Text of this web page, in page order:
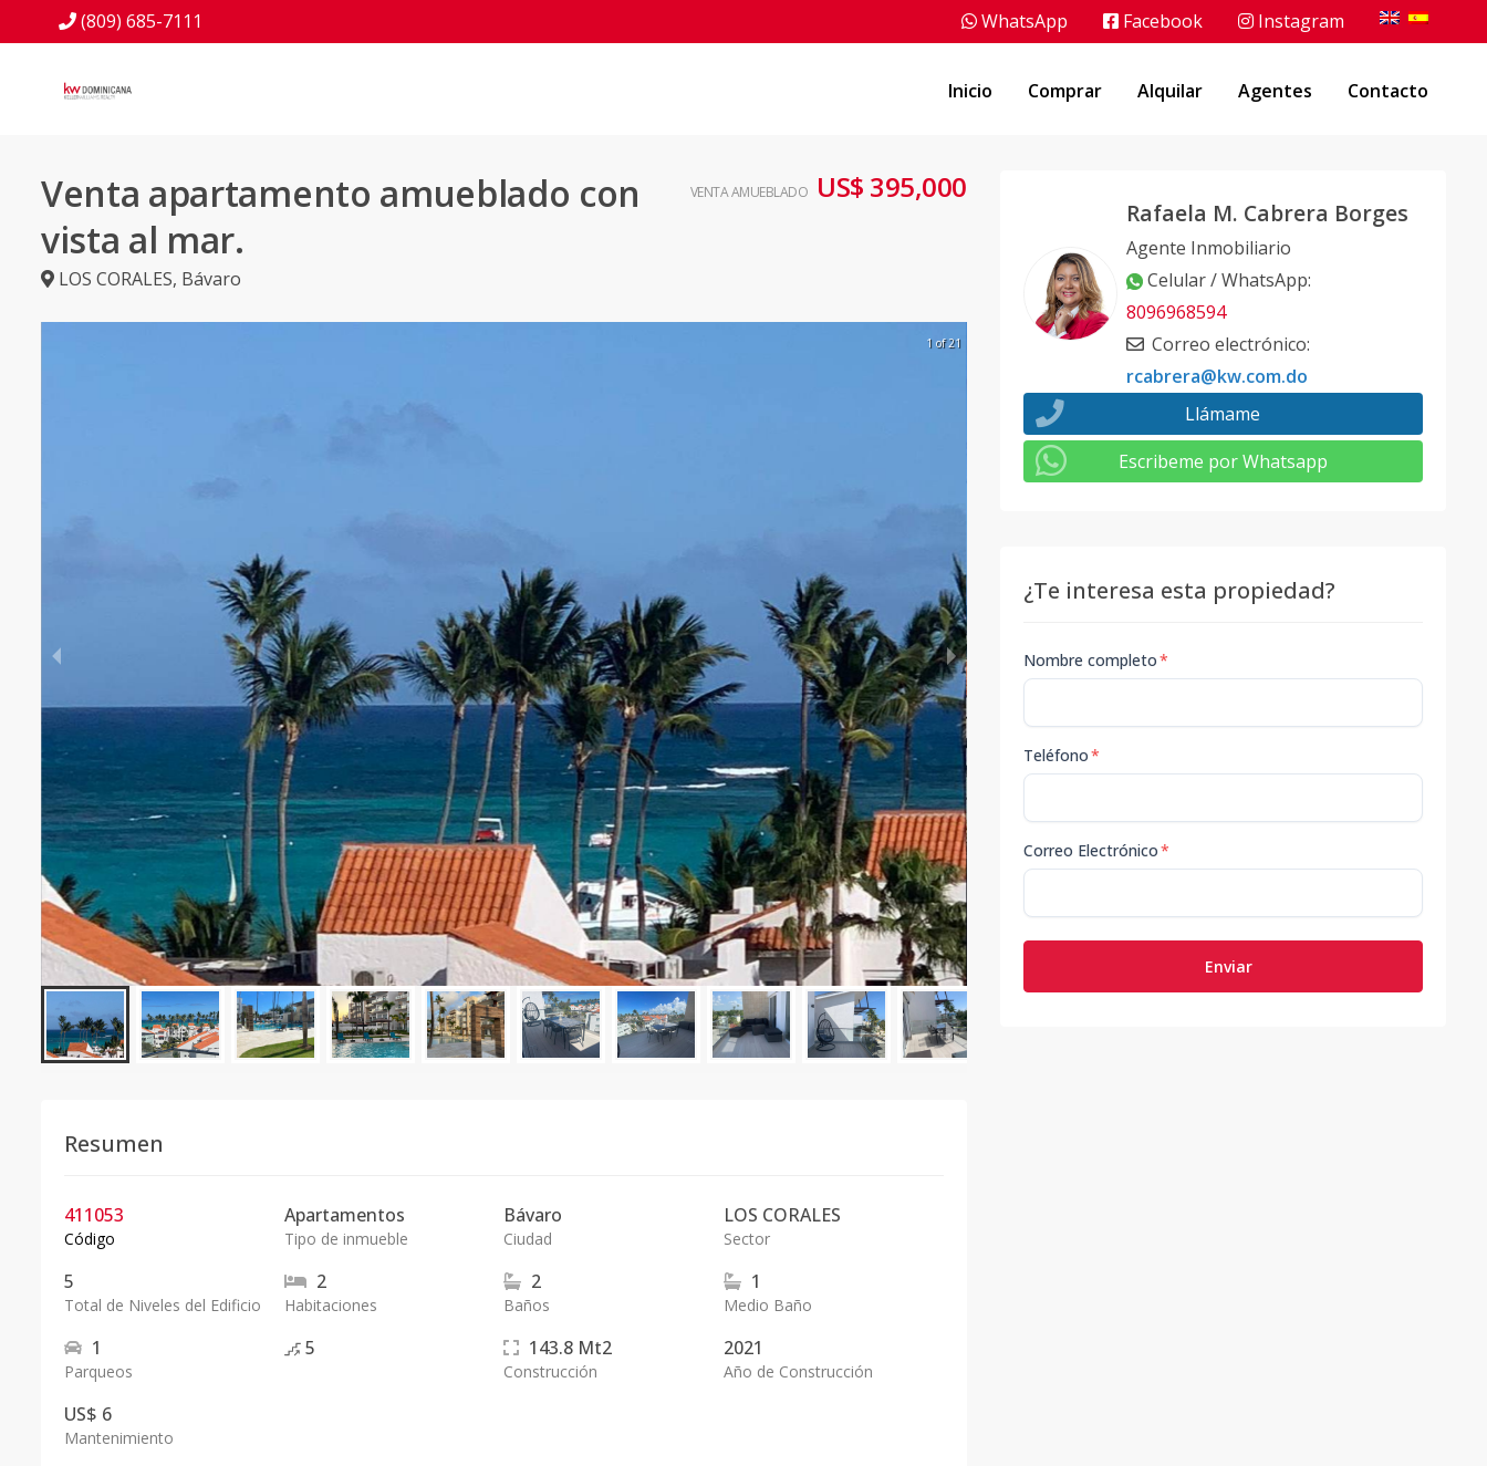
(809) 685-7111 WhatsApp Facebook Instagram
Inicio Comprar Alquilar Agentes Contacto
Venta apartamento amueblado con
vista al mar.
LOS CORALES, Bávaro
VENTA AMUEBLADO US$ 395,000
1 of 21
Resumen
411053
Código
Apartamentos
Tipo de inmueble
Bávaro
Ciudad
LOS CORALES
Sector
5
Total de Niveles del Edificio
2
Habitaciones
2
Baños
1
Medio Baño
1
Parqueos
5 143.8 Mt2
Construcción
2021
Año de Construcción
US$ 6
Mantenimiento
Rafaela M. Cabrera Borges
Agente Inmobiliario
Celular / WhatsApp:
8096968594
Correo electrónico:
rcabrera@kw.com.do
Llámame
Escribeme por Whatsapp
¿Te interesa esta propiedad?
Nombre completo*
Teléfono*
Correo Electrónico*
Enviar